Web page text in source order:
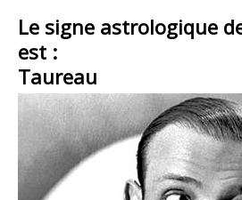
Le signe astrologique
est :
Taureau